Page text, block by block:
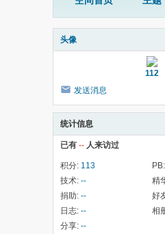
头像
112
发送消息
统计信息
已有 -- 人来访过
积分: 113 PB:
技术: -- 精
捐助: -- 好
日志: -- 相
分享: --